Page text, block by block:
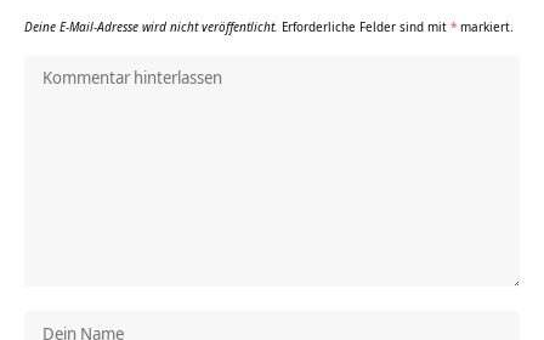
Deine E-Mail-Adresse wird nicht veröffentlicht. Erforderliche Felder sind mit * markiert.